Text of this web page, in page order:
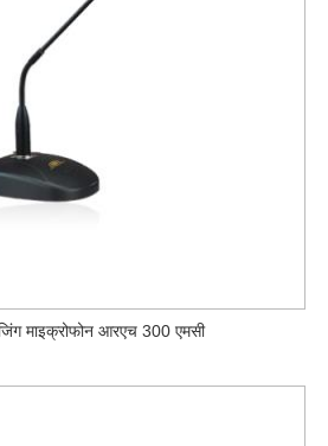
माइक्रोफोन आरएच 300 एमसी